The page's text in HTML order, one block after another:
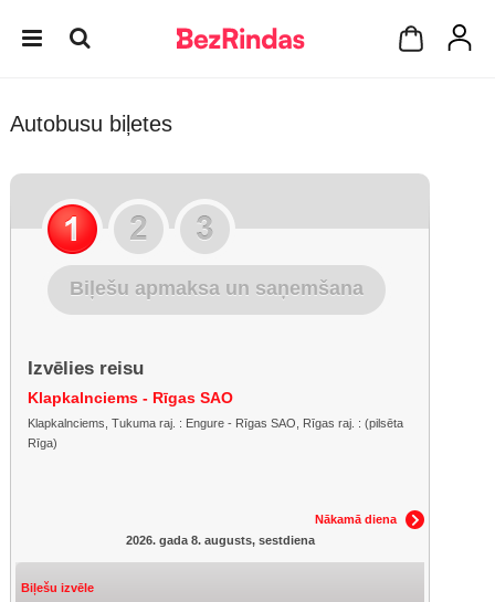
Autobusu biļetes
Biļešu apmaksa un saņemšana
Izvēlies reisu
Klapkalnciems - Rīgas SAO
Klapkalnciems, Tukuma raj. : Engure - Rīgas SAO, Rīgas raj. : (pilsēta
Rīga)
Nākamā diena
2026. gada 8. augusts, sestdiena
Biļešu izvēle